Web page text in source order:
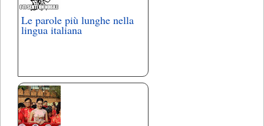
Le parole più lunghe nella
lingua italiana